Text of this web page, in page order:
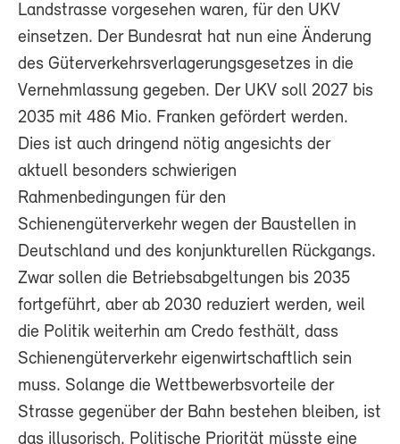
Landstrasse vorgesehen waren, für den UKV
einsetzen. Der Bundesrat hat nun eine Änderung
des Güterverkehrsverlagerungsgesetzes in die
Vernehmlassung gegeben. Der UKV soll 2027 bis
2035 mit 486 Mio. Franken gefördert werden.
Dies ist auch dringend nötig angesichts der
aktuell besonders schwierigen
Rahmenbedingungen für den
Schienengüterverkehr wegen der Baustellen in
Deutschland und des konjunkturellen Rückgangs.
Zwar sollen die Betriebsabgeltungen bis 2035
fortgeführt, aber ab 2030 reduziert werden, weil
die Politik weiterhin am Credo festhält, dass
Schienengüterverkehr eigenwirtschaftlich sein
muss. Solange die Wettbewerbsvorteile der
Strasse gegenüber der Bahn bestehen bleiben, ist
das illusorisch. Politische Priorität müsste eine